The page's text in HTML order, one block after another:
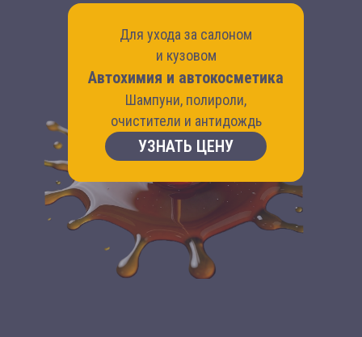
Для ухода за салоном
и кузовом
Автохимия и автокосметика
Шампуни, полироли,
очистители и антидождь
УЗНАТЬ ЦЕНУ